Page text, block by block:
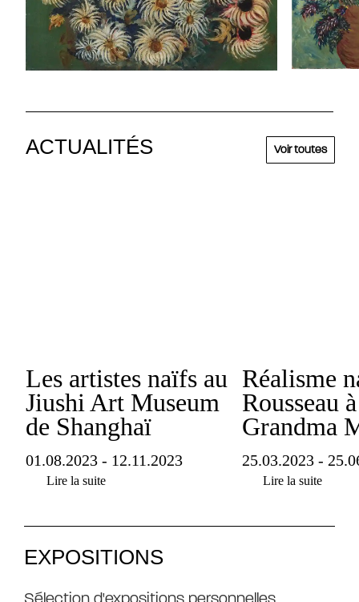
ACTUALITÉS Voir toutes
Les artistes naïfs au
Jiushi Art Museum
de Shanghaï
01.08.2023 - 12.11.2023
Lire la suite
Réalisme
Rousseau à
Grandma
25.03.2023 -
Lire la suite
EXPOSITIONS
Sélection d'expositions personnelles